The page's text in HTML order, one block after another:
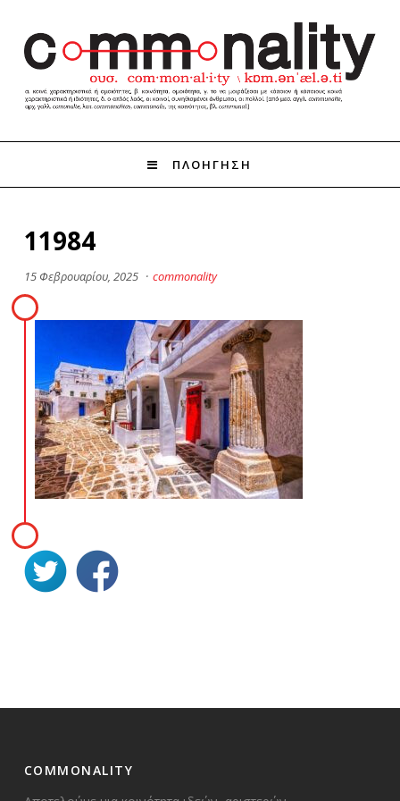
ΠΛΟΗΓΗΣΗ
11984
15 Φεβρουαρίου, 2025 · commonality
COMMONALITY